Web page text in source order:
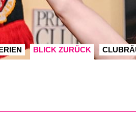
BLICK ZURÜCK